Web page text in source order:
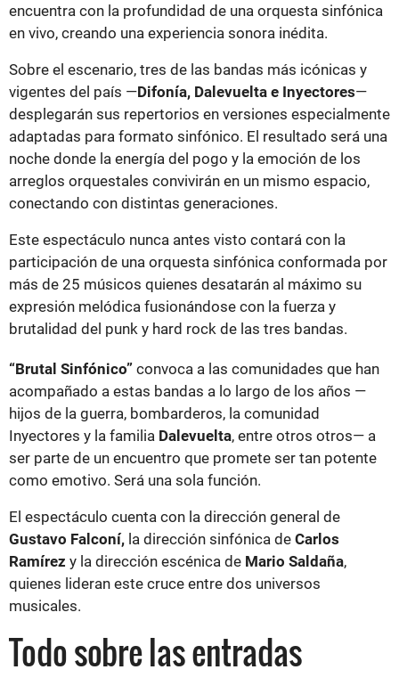
encuentra con la profundidad de una orquesta sinfónica
en vivo, creando una experiencia sonora inédita.
Sobre el escenario, tres de las bandas más icónicas y
vigentes del país —Difonía, Dalevuelta e Inyectores—
desplegarán sus repertorios en versiones especialmente
adaptadas para formato sinfónico. El resultado será una
noche donde la energía del pogo y la emoción de los
arreglos orquestales convivirán en un mismo espacio,
conectando con distintas generaciones.
Este espectáculo nunca antes visto contará con la
participación de una orquesta sinfónica conformada por
más de 25 músicos quienes desatarán al máximo su
expresión melódica fusionándose con la fuerza y
brutalidad del punk y hard rock de las tres bandas.
“Brutal Sinfónico” convoca a las comunidades que han
acompañado a estas bandas a lo largo de los años —
hijos de la guerra, bombarderos, la comunidad
Inyectores y la familia Dalevuelta, entre otros otros— a
ser parte de un encuentro que promete ser tan potente
como emotivo. Será una sola función.
El espectáculo cuenta con la dirección general de
Gustavo Falconí, la dirección sinfónica de Carlos
Ramírez y la dirección escénica de Mario Saldaña,
quienes lideran este cruce entre dos universos
musicales.
Todo sobre las entradas